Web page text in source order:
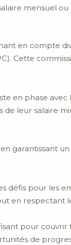
mensuel
en compte
Cette
en phase
de leur salaire
garantissant
défis pour les
en respectant
pour couvrir
de